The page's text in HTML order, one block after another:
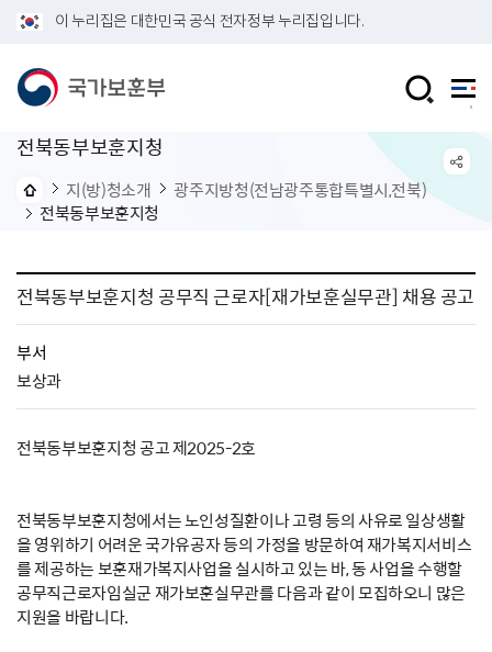
이 누리집은 대한민국 공식 전자정부 누리집입니다.
전북동부보훈지청
지(방)청소개
광주지방청(전남광주통합특별시,전북)
전북동부보훈지청
전북동부보훈지청 공무직 근로자[재가보훈실무관] 채용 공고
부서
보상과
전북동부보훈지청 공고 제2025-2호
전북동부보훈지청에서는 노인성질환이나 고령 등의 사유로 일상생활
을 영위하기 어려운 국가유공자 등의 가정을 방문하여 재가복지서비스
를 제공하는 보훈재가복지사업을 실시하고 있는 바, 동 사업을 수행할
공무직근로자임실군 재가보훈실무관를 다음과 같이 모집하오니 많은
지원을 바랍니다.